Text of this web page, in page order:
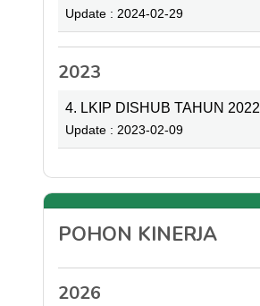
Update : 2024-02-29
2023
4. LKIP DISHUB TAHUN 2022
Update : 2023-02-09
POHON KINERJA
2026